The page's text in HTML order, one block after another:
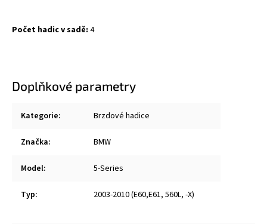
Počet hadic v sadě: 4
Doplňkové parametry
Kategorie: Brzdové hadice
Značka: BMW
Model: 5-Series
Typ: 2003-2010 (E60,E61, 560L, -X)